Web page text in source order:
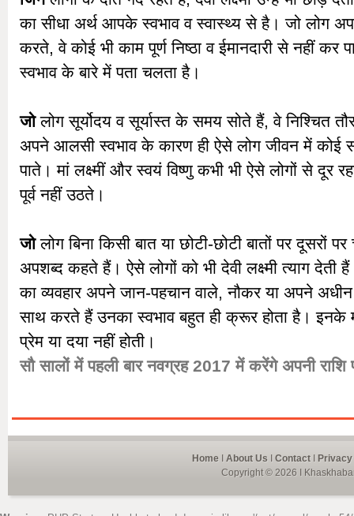
का सीधा अर्थ आपके स्वभाव व स्वास्थ्य से है। जो लोग
करते, वे कोई भी काम पूर्ण निष्ठा व ईमानदारी से नहीं
स्वभाव के बारे में पता चलता है।
जोलोग सूर्योदय व सूर्यास्त के समय सोते हैं, वे निश्चित
अपने आलसी स्वभाव के कारण ही ऐसे लोग जीवन में कोई
पाते। मां लक्ष्मीं और स्‍वयं विष्णु कभी भी ऐसे लोगों से दूर
पूर्व नहीं उठते।
जोलोग बिना किसी बात या छोटी-छोटी बातों पर दूसरों
अपशब्द कहते हैं। ऐसे लोगों को भी देवी लक्ष्मी त्याग देती
का व्यवहार अपने जान-पहचान वाले, नौकर या अपने
साथ करते हैं उनका स्वभाव बहुत ही क्रूर होता है। इनके
प्रेम या दया नहीं होती।
सौ सालों में पहली बार नवग्रह 2017 में करेंगे अपनी राशि
Home About Us Contact
Copyright © 2026 I